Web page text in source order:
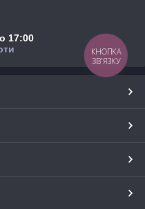
17:00
КНОПКА
ЗВ'ЯЗКУ